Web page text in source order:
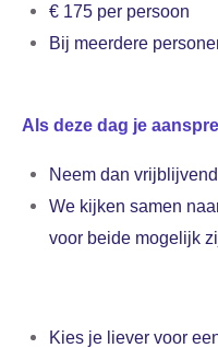
€ 175 per persoon
Bij meerdere
Als deze dag je
Neem dan
We kijken samen
voor beide mogelijk
Kies je liever voor